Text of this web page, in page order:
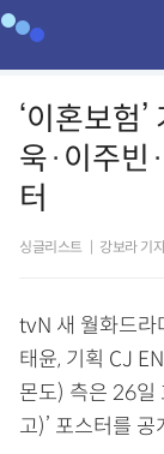
‘이혼보험
욱·이주빈
터
싱글리스트 강보라 기
tvN 새 월화드라
태윤, 기획 CJ
몬도) 측은 26일
고)’ 포스터를 공